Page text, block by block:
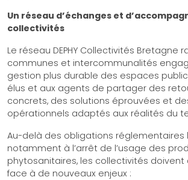
Un réseau d’échanges et
collectivités
Le réseau DEPHY Collectivités Bretagne
communes et intercommunalités
gestion plus durable des espaces
élus et aux agents de partager des
concrets, des solutions éprouvées et
opérationnels adaptés aux réalités du
Au-delà des obligations réglementaires
notamment à l’arrêt de l’usage des
phytosanitaires, les collectivités doivent
face à de nouveaux enjeux :